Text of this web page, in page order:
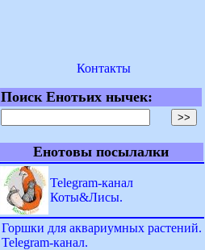
Контакты
Поиск Енотьих нычек:
Енотовы посылалки
Telegram-канал
Коты&Лисы.
Горшки для аквариумных растений.
Telegram-канал.